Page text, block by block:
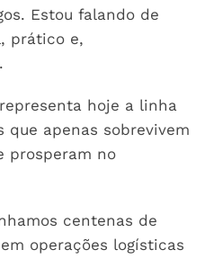
Estou falando de
prático e,
hoje a linha
que apenas sobrevivem
prosperam no
centenas de
operações logísticas